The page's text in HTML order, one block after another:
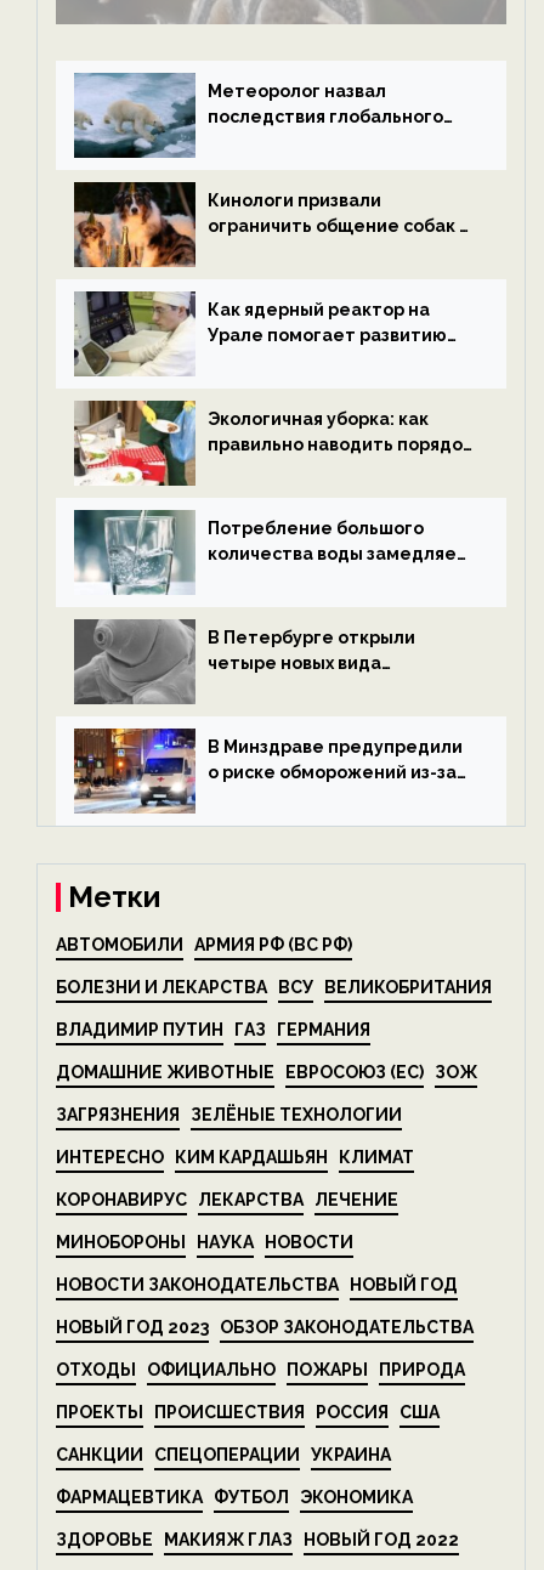
Метеоролог назвал
последствия глобального
ECOportal
Кинологи призвали
ограничить общение собак с
ECOportal
Как ядерный реактор на
Урале помогает развитию
ECOportal
Экологичная уборка: как
правильно наводить порядок
Потребление большого
количества воды замедляет
В Петербурге открыли
четыре новых вида
экологии на ECOportal
В Минздраве предупредили
о риске обморожений из-за
на ECOportal
Метки
АВТОМОБИЛИ АРМИЯ РФ (ВС РФ)
БОЛЕЗНИ И ЛЕКАРСТВА ВСУ ВЕЛИКОБРИТАНИЯ
ВЛАДИМИР ПУТИН ГАЗ ГЕРМАНИЯ
ДОМАШНИЕ ЖИВОТНЫЕ ЕВРОСОЮЗ (ЕС) ЗОЖ
ЗАГРЯЗНЕНИЯ ЗЕЛЁНЫЕ ТЕХНОЛОГИИ
ИНТЕРЕСНО КИМ КАРДАШЬЯН КЛИМАТ
КОРОНАВИРУС ЛЕКАРСТВА ЛЕЧЕНИЕ
МИНОБОРОНЫ НАУКА НОВОСТИ
НОВОСТИ ЗАКОНОДАТЕЛЬСТВА НОВЫЙ ГОД
НОВЫЙ ГОД 2023 ОБЗОР ЗАКОНОДАТЕЛЬСТВА
ОТХОДЫ ОФИЦИАЛЬНО ПОЖАРЫ ПРИРОДА
ПРОЕКТЫ ПРОИСШЕСТВИЯ РОССИЯ США
САНКЦИИ СПЕЦОПЕРАЦИИ УКРАИНА
ФАРМАЦЕВТИКА ФУТБОЛ ЭКОНОМИКА
ЗДОРОВЬЕ МАКИЯЖ ГЛАЗ НОВЫЙ ГОД 2022